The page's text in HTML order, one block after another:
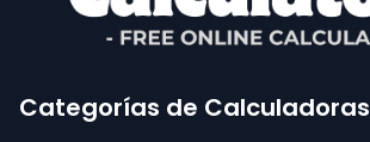
Categorías de Calculadoras